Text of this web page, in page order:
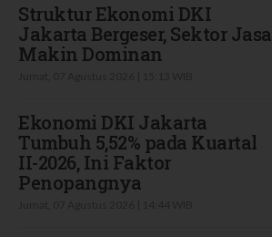
Struktur Ekonomi DKI
Jakarta Bergeser, Sektor Jasa
Makin Dominan
Ekonomi DKI Jakarta
Tumbuh 5,52% pada Kuartal
II-2026, Ini Faktor
Penopangnya